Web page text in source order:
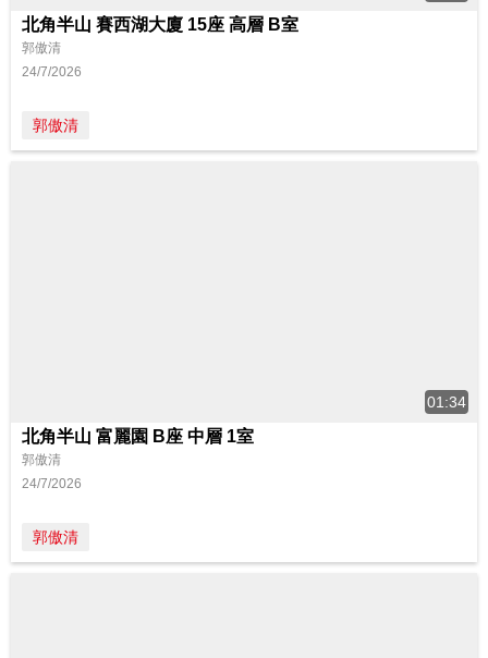
北角半山 賽西湖大廈 15座 高層 B室
郭傲清
24/7/2026
郭傲清
01:34
北角半山 富麗園 B座 中層 1室
郭傲清
24/7/2026
郭傲清